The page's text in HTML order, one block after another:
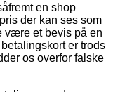
en shop
der kan ses som
være et bevis på en
er trods
os overfor falske